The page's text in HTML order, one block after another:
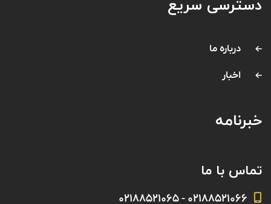
دسترسی سریع
درباره ما
اخبار
خبرنامه
تماس با ما
۰۲۱۸۸۵۲۱۰۶۶ - ۰۲۱۸۸۵۲۱۰۶۵